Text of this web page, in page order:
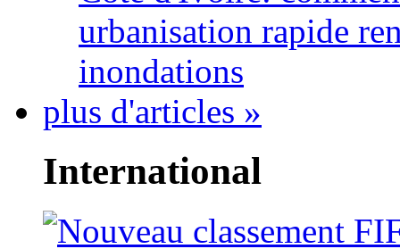
urbanisation rapide
inondations
plus d'articles »
International